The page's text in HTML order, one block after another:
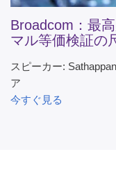
Broadcom：最
マル等価検証の
スピーカー:
ア
今すぐ見る